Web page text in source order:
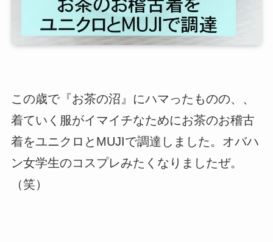
この歳で『お茶の沼』にハマったものの、、
着ていく服がイマイチなためにお茶のお稽古
着をユニクロとMUJIで調達しました。オバハ
ン女学生のコスプレみたくなりましたぜ。
（笑）